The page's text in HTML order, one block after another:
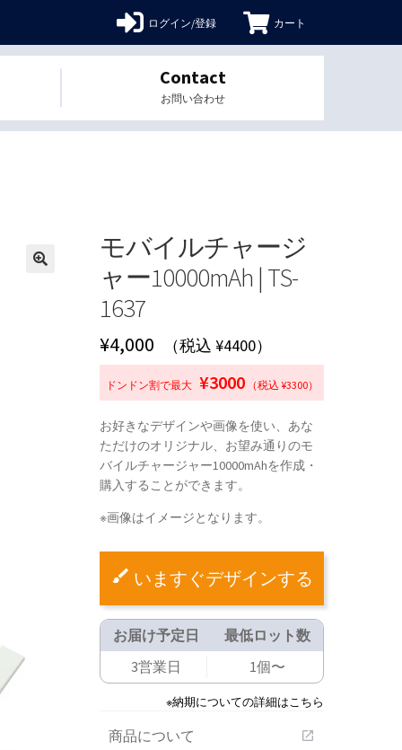
ログイン/登録 カート
Contact
お問い合わせ
モバイルチャージ
ャー10000mAh | TS-
1637
¥4,000 （税込 ¥4400）
ドンドン割で最大 ¥3000 （税込 ¥3300）
お好きなデザインや画像を使い、あな
ただけのオリジナル、お望み通りのモ
バイルチャージャー10000mAhを作成・
購入することができます。
※画像はイメージとなります。
いますぐデザインする
お届け予定日
3営業日
最低ロット数
1個〜
※納期についての詳細はこちら
商品について open_in_new